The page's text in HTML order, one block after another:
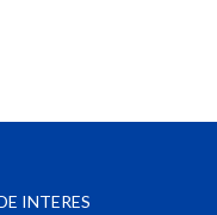
INTERES